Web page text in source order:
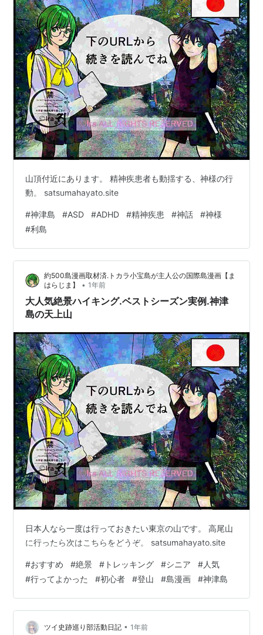
山頂付近にあります。 精神疾患者も動揺する、神様の行
動。 satsumahayato.site
#神津島 #ASD #ADHD #精神疾患 #神話 #神様
#利島
約500島漫画取材済.トカラ小宝島が主人公の国際島漫画【ま
はらじま】
• 1年前
大人気絶景ハイキング.ベストシーズン実例.神津
島の天上山
日本人なら一度は行っておきたい東京の山です。 高尾山
に行ったら次はこちらをどうぞ。 satsumahayato.site
#おすすめ #絶景 # トレッキング #シニア #人気
#行ってよかった #初心者 #登山 #島漫画 #神津島
ツイ史跡巡り部活動日記 • 1年前